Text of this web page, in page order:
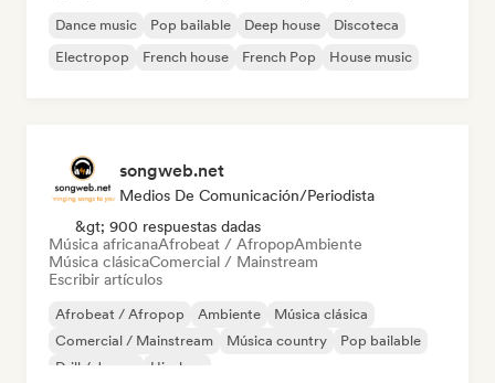
Dance music Pop bailable Deep house
Discoteca
Electropop
French house French Pop House music
songweb.net
Medios De Comunicación/Periodista
&gt; 900 respuestas dadas
Música africanaAfrobeat / AfropopAmbiente
Música clásicaComercial / Mainstream
Escribir artículos
Afrobeat / Afropop Ambiente
Música clásica
Comercial / Mainstream
Música country
Pop bailable
Drill / Jersey
Hip-hop